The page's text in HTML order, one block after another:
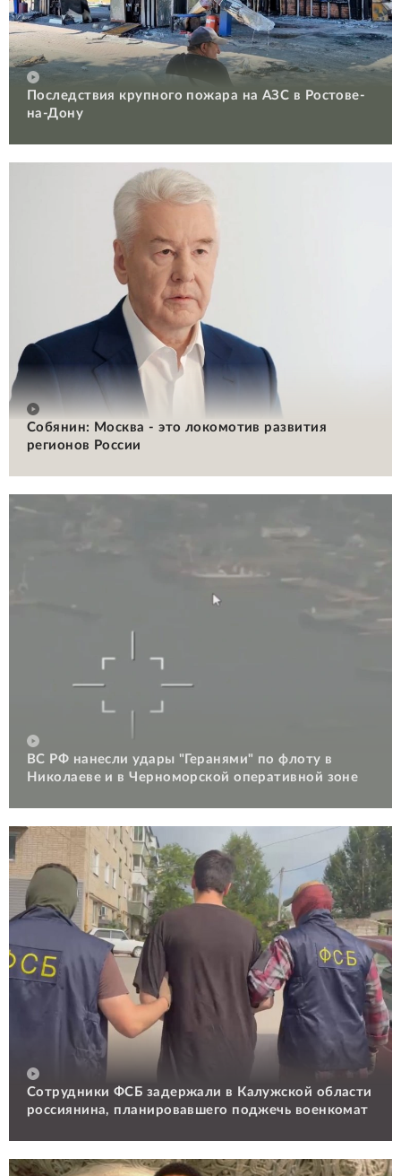
Последствия крупного пожара на АЗС в Ростове-
на-Дону
Собянин: Москва - это локомотив развития
регионов России
ВС РФ нанесли удары "Геранями" по флоту в
Николаеве и в Черноморской оперативной зоне
Сотрудники ФСБ задержали в Калужской области
россиянина, планировавшего поджечь военкомат